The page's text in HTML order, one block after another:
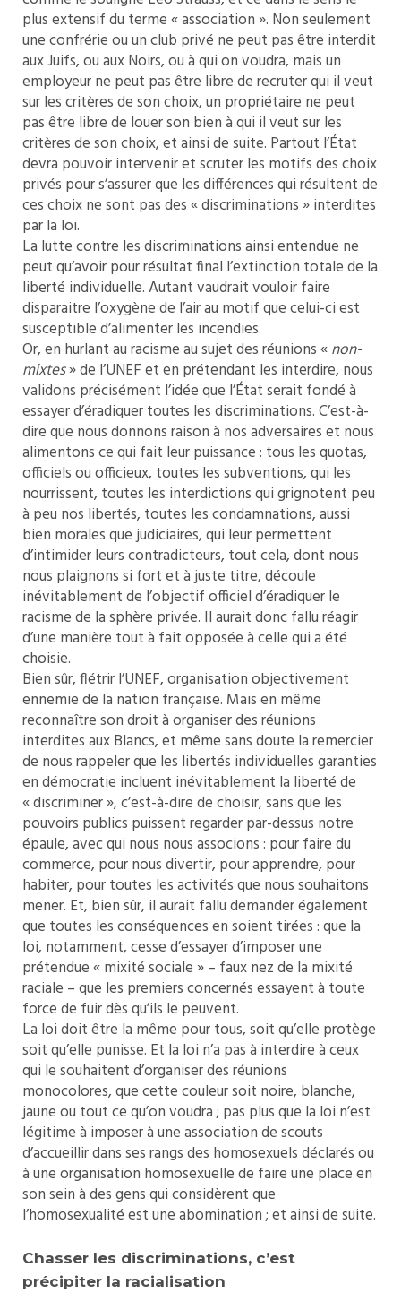
plus extensif du terme « association ». Non seulement
une confrérie ou un club privé ne peut pas être interdit
aux Juifs, ou aux Noirs, ou à qui on voudra, mais un
employeur ne peut pas être libre de recruter qui il veut
sur les critères de son choix, un propriétaire ne peut
pas être libre de louer son bien à qui il veut sur les
critères de son choix, et ainsi de suite. Partout l’État
devra pouvoir intervenir et scruter les motifs des choix
privés pour s’assurer que les différences qui résultent de
ces choix ne sont pas des « discriminations » interdites
par la loi.
La lutte contre les discriminations ainsi entendue ne
peut qu’avoir pour résultat final l’extinction totale de la
liberté individuelle. Autant vaudrait vouloir faire
disparaitre l’oxygène de l’air au motif que celui-ci est
susceptible d’alimenter les incendies.
Or, en hurlant au racisme au sujet des réunions «non-
mixtes» de l’UNEF et en prétendant les interdire, nous
validons précisément l’idée que l’État serait fondé à
essayer d’éradiquer toutes les discriminations. C’est-à-
dire que nous donnons raison à nos adversaires et nous
alimentons ce qui fait leur puissance : tous les quotas,
officiels ou officieux, toutes les subventions, qui les
nourrissent, toutes les interdictions qui grignotent peu
à peu nos libertés, toutes les condamnations, aussi
bien morales que judiciaires, qui leur permettent
d’intimider leurs contradicteurs, tout cela, dont nous
nous plaignons si fort et à juste titre, découle
inévitablement de l’objectif officiel d’éradiquer le
racisme de la sphère privée. Il aurait donc fallu réagir
d’une manière tout à fait opposée à celle qui a été
choisie.
Bien sûr, flétrir l’UNEF, organisation objectivement
ennemie de la nation française. Mais en même
reconnaître son droit à organiser des réunions
interdites aux Blancs, et même sans doute la remercier
de nous rappeler que les libertés individuelles garanties
en démocratie incluent inévitablement la liberté de
« discriminer », c’est-à-dire de choisir, sans que les
pouvoirs publics puissent regarder par-dessus notre
épaule, avec qui nous nous associons : pour faire du
commerce, pour nous divertir, pour apprendre, pour
habiter, pour toutes les activités que nous souhaitons
mener. Et, bien sûr, il aurait fallu demander également
que toutes les conséquences en soient tirées : que la
loi, notamment, cesse d’essayer d’imposer une
prétendue « mixité sociale » – faux nez de la mixité
raciale – que les premiers concernés essayent à toute
force de fuir dès qu’ils le peuvent.
La loi doit être la même pour tous, soit qu’elle protège
soit qu’elle punisse. Et la loi n’a pas à interdire à ceux
qui le souhaitent d’organiser des réunions
monocolores, que cette couleur soit noire, blanche,
jaune ou tout ce qu’on voudra ; pas plus que la loi n’est
légitime à imposer à une association de scouts
d’accueillir dans ses rangs des homosexuels déclarés ou
à une organisation homosexuelle de faire une place en
son sein à des gens qui considèrent que
l’homosexualité est une abomination ; et ainsi de suite.
Chasser les discriminations, c’est
précipiter la racialisation